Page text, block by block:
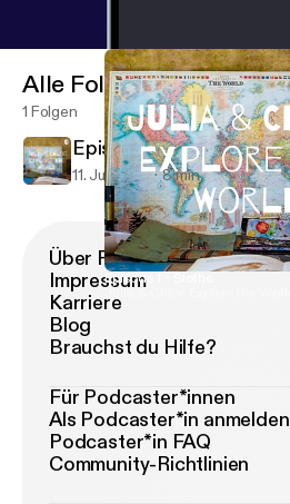
Episode 1 - Sloths
Alle Folgen
1 Folgen
Episode 1 - Sloths
11. Juli 2019 8 min
Über Podimo
Impressum
Karriere
Blog
Brauchst du Hilfe?
Für Podcaster*innen
Als Podcaster*in anmelden
Podcaster*in FAQ
Community-Richtlinien